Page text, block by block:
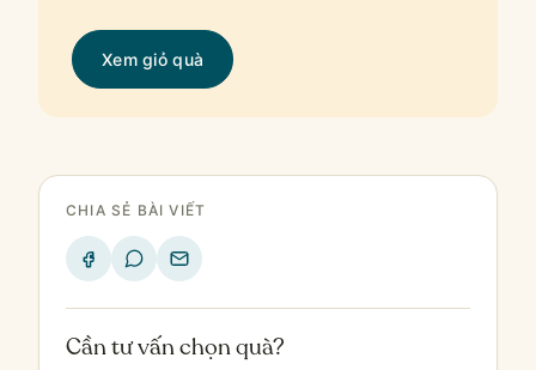
Xem giỏ quà
CHIA SẺ BÀI VIẾT
Cần tư vấn chọn quà?